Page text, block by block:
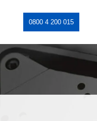
0800 4 200 015